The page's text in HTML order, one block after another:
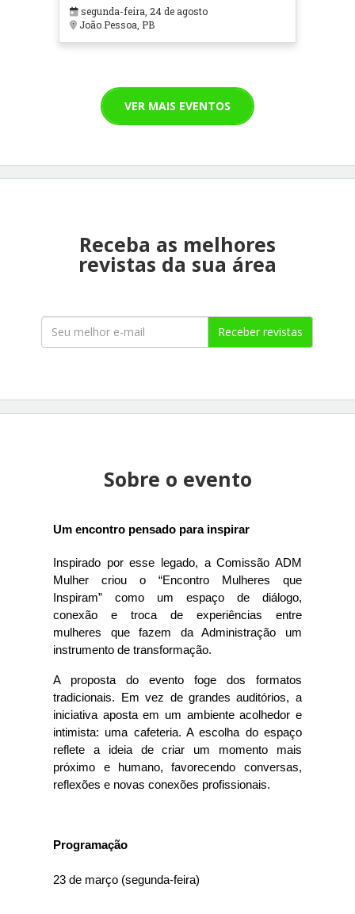
segunda-feira, 24 de agosto
João Pessoa, PB
VER MAIS EVENTOS
Receba as melhores
revistas da sua área
Receber revistas
Sobre o evento
Um encontro pensado para inspirar
Inspirado por esse legado, a Comissão ADM
Mulher criou o “Encontro Mulheres que
Inspiram” como um espaço de diálogo,
conexão e troca de experiências entre
mulheres que fazem da Administração um
instrumento de transformação.
A proposta do evento foge dos formatos
tradicionais. Em vez de grandes auditórios, a
iniciativa aposta em um ambiente acolhedor e
intimista: uma cafeteria. A escolha do espaço
reflete a ideia de criar um momento mais
próximo e humano, favorecendo conversas,
reflexões e novas conexões profissionais.
Programação
23 de março (segunda-feira)